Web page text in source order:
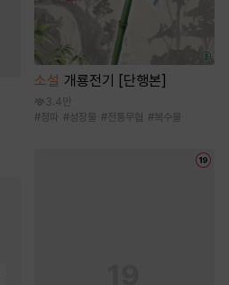
소설 개룡전기 [단행본]
3.4만
#정파 #성장물 #전통무협 #복수물